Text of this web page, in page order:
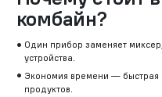
комбайн?
Один прибор заменяет
устройства.
Экономия времени — быстрая
продуктов.